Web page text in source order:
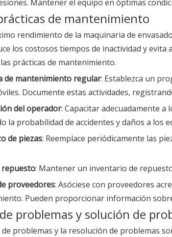
Mantener el equipo en óptimas
de mantenimiento
rendimiento de la maquinaria de
los costosos tiempos de inactividad y
prácticas de mantenimiento.
de mantenimiento regular: Establezca un
Documente estas actividades,
del operador: Capacitar adecuadamente
la probabilidad de accidentes y daños a los
de piezas: Reemplace periódicamente las
repuesto: Mantener un inventario de
proveedores: Asóciese con proveedores
Pueden proporcionar información
problemas y solución de
problemas y la resolución de problemas